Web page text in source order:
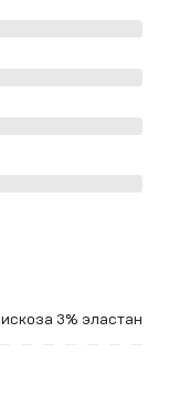
3% эластан